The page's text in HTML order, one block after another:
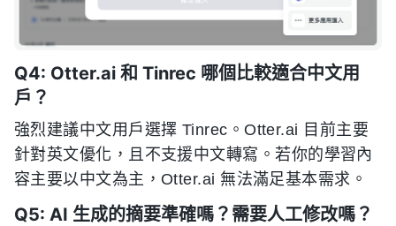
Q4: Otter.ai 和 Tinrec 哪個比較適合中文用
戶？
強烈建議中文用戶選擇 Tinrec。Otter.ai 目前主要
針對英文優化，且不支援中文轉寫。若你的學習內
容主要以中文為主，Otter.ai 無法滿足基本需求。
Q5: AI 生成的摘要準確嗎？需要人工修改嗎？